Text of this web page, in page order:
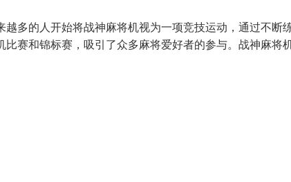
多的人开始将战神麻将机视为一项竞技运动，通过不断
赛和锦标赛，吸引了众多麻将爱好者的参与。战神麻将